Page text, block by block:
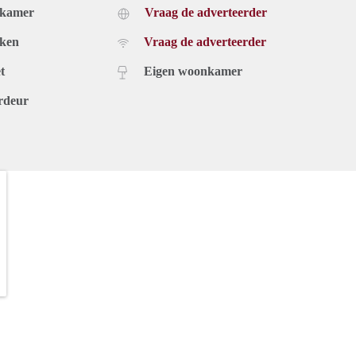
Vraag de adverteerder
Vraag de adverteerder
Eigen woonkamer